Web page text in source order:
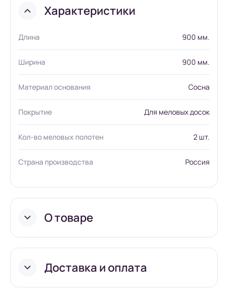
Характеристики
Длина 900 мм.
Ширина 900 мм.
Материал основания Сосна
Покрытие Для меловых досок
Кол-во меловых полотен 2 шт.
Страна производства Россия
О товаре
Доставка и оплата